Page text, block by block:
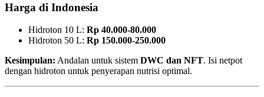
Harga di Indonesia
Hidroton 10 L: Rp 40.000-80.000
Hidroton 50 L: Rp 150.000-250.000
Kesimpulan: Andalan untuk sistem DWC dan NFT. Isi netpot
dengan hidroton untuk penyerapan nutrisi optimal.